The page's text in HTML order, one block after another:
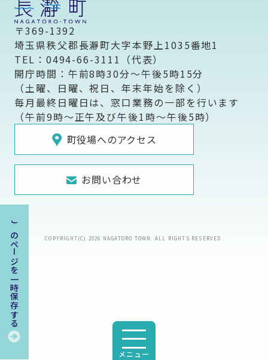
メニュー
このページを一時保存する
〒369-1392
埼玉県秩父郡長瀞町大字本野上1035番地1
TEL：0494-66-3111（代表）
開庁時間：午前8時30分～午後5時15分
（土曜、日曜、祝日、年末年始を除く）
毎月最終日曜日は、窓口業務の一部を行います
（午前9時～正午及び午後1時～午後5時）
町役場へのアクセス
お問い合わせ
COPYRIGHT(C) 2026 NAGATORO TOWN. ALL RIGHTS RESERVED.